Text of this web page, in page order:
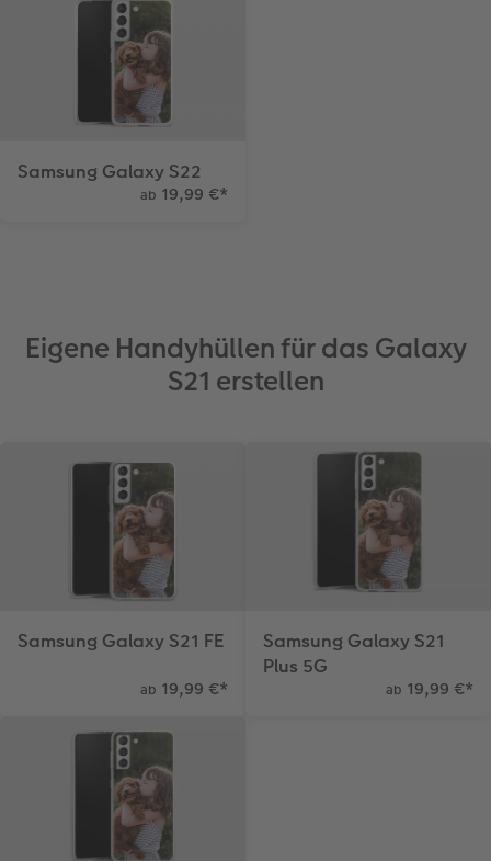
Samsung Galaxy S22
ab 19,99 €*
Eigene Handyhüllen für das Galaxy
S21 erstellen
Samsung Galaxy S21 FE
ab 19,99 €*
Samsung Galaxy S21
Plus 5G
ab 19,99 €*